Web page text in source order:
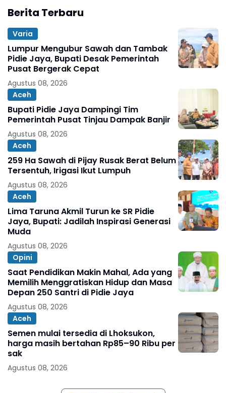
Berita Terbaru
Varia
Lumpur Mengubur Sawah dan Tambak
Pidie Jaya, Bupati Desak Pemerintah
Pusat Bergerak Cepat
Agustus 08, 2026
Aceh
Bupati Pidie Jaya Dampingi Tim
Pemerintah Pusat Tinjau Dampak Banjir
Agustus 08, 2026
Aceh
259 Ha Sawah di Pijay Rusak Berat Belum
Tersentuh, Irigasi Ikut Lumpuh
Agustus 08, 2026
Aceh
Lima Taruna Akmil Turun ke SR Pidie
Jaya, Bupati: Jadilah Inspirasi Generasi
Muda
Agustus 08, 2026
Opini
Saat Pendidikan Makin Mahal, Ada yang
Memilih Menggratiskan Hidup dan Masa
Depan 250 Santri di Pidie Jaya
Agustus 08, 2026
Aceh
Semen mulai tersedia di Lhoksukon,
harga masih bertahan Rp85–90 Ribu per
sak
Agustus 08, 2026